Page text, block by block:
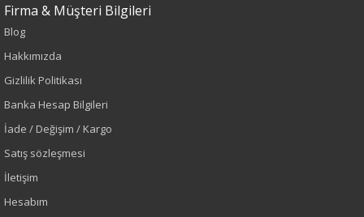
Renk
Siyah
Sezon
Firma & Müşteri Bilgileri
Blog
Hakkımızda
Gizlilik Politikası
Banka Hesap Bilgileri
İade / Değişim / Kargo
Satış sözleşmesi
İletişim
Hesabım